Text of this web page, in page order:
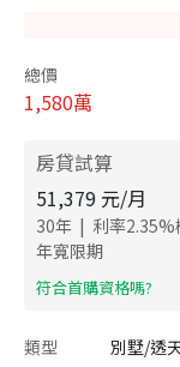
總價
1,580萬
房貸試算
51,379 元/月
30年 | 利率2.35%
年寬限期
​符合首購資格嗎?
類型 別墅/透